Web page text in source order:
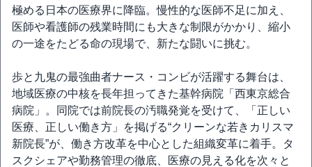
極める日本の医療界に降臨。慢性的な医師不足に加え、
医師や看護師の残業時間にも大きな制限がかかり、縮小
の一途をたどる命の現場で、新たな闘いに挑む。
歩と九鬼の最強曲者ナース・コンビが活躍する舞台は、
地域医療の中核を長年担ってきた基幹病院「西東京総合
病院」。同院では前院長の汚職発覚を受けて、「正しい
医療、正しい働き方」を掲げる“クリーンな若きカリスマ
新院長”が、働き方改革を中心とした組織変革に着手。タ
スクシェアや勤務管理の徹底、医療の見える化を次々と